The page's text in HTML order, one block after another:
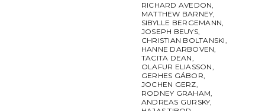
RICHARD AVEDON,
MATTHEW BARNEY,
SIBYLLE BERGEMANN,
JOSEPH BEUYS,
CHRISTIAN BOLTANSKI,
HANNE DARBOVEN,
TACITA DEAN,
OLAFUR ELIASSON,
GERHES GÁBOR,
JOCHEN GERZ,
RODNEY GRAHAM,
ANDREAS GURSKY,